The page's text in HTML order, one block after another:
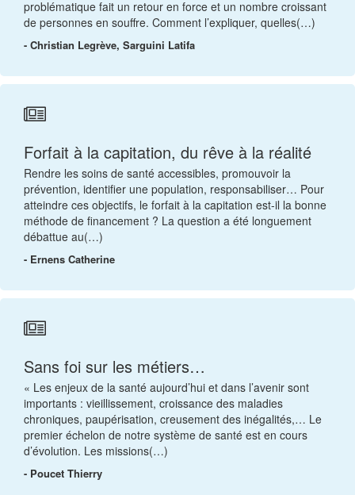
problématique fait un retour en force et un nombre croissant
de personnes en souffre. Comment l’expliquer, quelles(…)
- Christian Legrève, Sarguini Latifa
Forfait à la capitation, du rêve à la réalité
Rendre les soins de santé accessibles, promouvoir la
prévention, identifier une population, responsabiliser… Pour
atteindre ces objectifs, le forfait à la capitation est-il la bonne
méthode de financement ? La question a été longuement
débattue au(…)
- Ernens Catherine
Sans foi sur les métiers…
« Les enjeux de la santé aujourd’hui et dans l’avenir sont
importants : vieillissement, croissance des maladies
chroniques, paupérisation, creusement des inégalités,… Le
premier échelon de notre système de santé est en cours
d’évolution. Les missions(…)
- Poucet Thierry